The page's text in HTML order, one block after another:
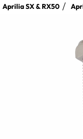
Aprilia SX & RX50